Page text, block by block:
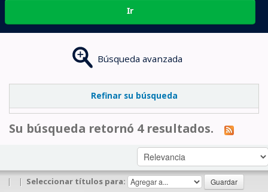
Ir
Búsqueda avanzada
Refinar su búsqueda
Su búsqueda retornó 4 resultados.
| | Seleccionar títulos para: